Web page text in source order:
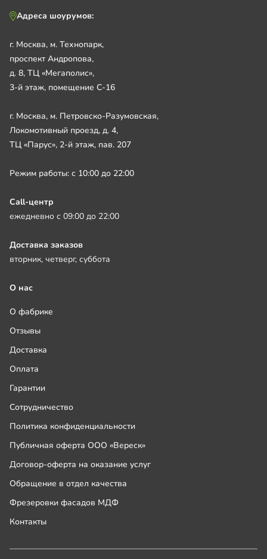
Адреса шоурумов:
г. Москва, м. Технопарк,
проспект Андропова,
д. 8, ТЦ «Мегаполис»,
3-й этаж, помещение С-16
г. Москва, м. Петровско-Разумовская,
Локомотивный проезд, д. 4,
ТЦ «Парус», 2-й этаж, пав. 207
Режим работы: с 10:00 до 22:00
Call-центр
ежедневно с 09:00 до 22:00
Доставка заказов
вторник, четверг, суббота
О нас
О фабрике
Отзывы
Доставка
Оплата
Гарантии
Сотрудничество
Политика конфиденциальности
Публичная оферта ООО «Вереск»
Договор-оферта на оказание услуг
Обращение в отдел качества
Фрезеровки фасадов МДФ
Контакты